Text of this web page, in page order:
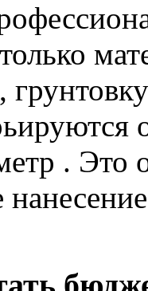
. Это